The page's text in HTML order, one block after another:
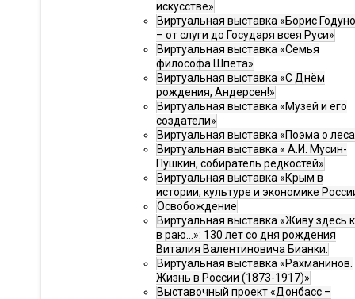
искусстве»
Виртуальная выставка «Борис
– от слуги до Государя всея Руси»
Виртуальная выставка «Семья
философа Шпета»
Виртуальная выставка «С Днём
рождения, Андерсен!»
Виртуальная выставка «Музей и его
создатели»
Виртуальная выставка «Поэма о
Виртуальная выставка « А.И. Мусин-
Пушкин, собиратель редкостей»
Виртуальная выставка «Крым в
истории, культуре и экономике
Освобождение
Виртуальная выставка «Живу здесь
в раю…»: 130 лет со дня рождения
Виталия Валентиновича Бианки.
Виртуальная выставка «Рахманинов.
Жизнь в России (1873-1917)»
Выставочный проект «Донбасс –